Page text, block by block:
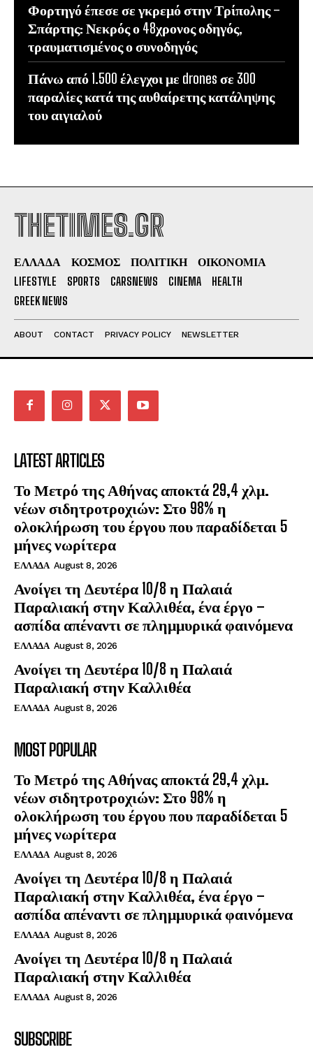
Φορτηγό έπεσε σε γκρεμό στην Τρίπολης –
Σπάρτης: Νεκρός ο 48χρονος οδηγός,
τραυματισμένος ο συνοδηγός
Πάνω από 1.500 έλεγχοι με drones σε 300
παραλίες κατά της αυθαίρετης κατάληψης
του αιγιαλού
THETIMES.GR
ΕΛΛΑΔΑ ΚΟΣΜΟΣ ΠΟΛΙΤΙΚΗ
ΟΙΚΟΝΟΜΙΑ
LIFESTYLE
SPORTS CARSNEWS CINEMA
HEALTH
GREEK NEWS
ABOUT CONTACT PRIVACY POLICY NEWSLETTER
LATEST ARTICLES
Το Μετρό της Αθήνας αποκτά 29,4 χλμ.
νέων σιδητροτροχιών: Στο 98% η
ολοκλήρωση του έργου που παραδίδεται 5
μήνες νωρίτερα
ΕΛΛΑΔΑ August 8, 2026
Ανοίγει τη Δευτέρα 10/8 η Παλαιά
Παραλιακή στην Καλλιθέα, ένα έργο –
ασπίδα απέναντι σε πλημμυρικά φαινόμενα
ΕΛΛΑΔΑ August 8, 2026
Ανοίγει τη Δευτέρα 10/8 η Παλαιά
Παραλιακή στην Καλλιθέα
ΕΛΛΑΔΑ August 8, 2026
MOST POPULAR
Το Μετρό της Αθήνας αποκτά 29,4 χλμ.
νέων σιδητροτροχιών: Στο 98% η
ολοκλήρωση του έργου που παραδίδεται 5
μήνες νωρίτερα
ΕΛΛΑΔΑ August 8, 2026
Ανοίγει τη Δευτέρα 10/8 η Παλαιά
Παραλιακή στην Καλλιθέα, ένα έργο –
ασπίδα απέναντι σε πλημμυρικά φαινόμενα
ΕΛΛΑΔΑ August 8, 2026
Ανοίγει τη Δευτέρα 10/8 η Παλαιά
Παραλιακή στην Καλλιθέα
ΕΛΛΑΔΑ August 8, 2026
SUBSCRIBE